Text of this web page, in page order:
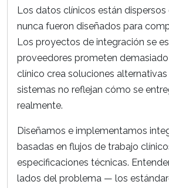
Los datos clínicos están
nunca fueron diseñados para
Los proyectos de integración se
proveedores prometen
clínico crea soluciones
sistemas no reflejan cómo se
realmente.
Diseñamos e implementamos
basadas en flujos de trabajo
especificaciones técnicas.
lados del problema — los